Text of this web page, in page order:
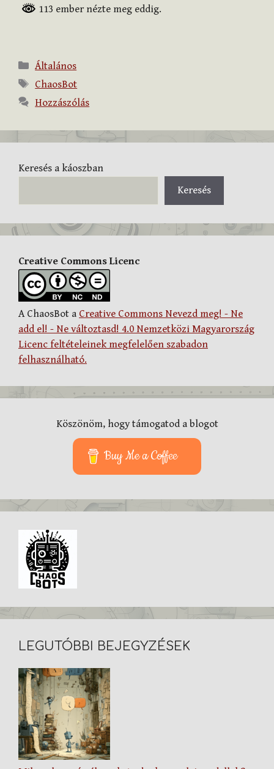
113 ember nézte meg eddig.
Kategória
Általános
Címkék
ChaosBot
Hozzászólás
Keresés a káoszban
Keresés
Creative Commons Licenc
A ChaosBot a Creative Commons Nevezd meg! - Ne
add el! - Ne változtasd! 4.0 Nemzetközi Magyarország
Licenc feltételeinek megfelelően szabadon
felhasználható.
Köszönöm, hogy támogatod a blogot
Buy Me a Coffee
LEGUTÓBBI BEJEGYZÉSEK